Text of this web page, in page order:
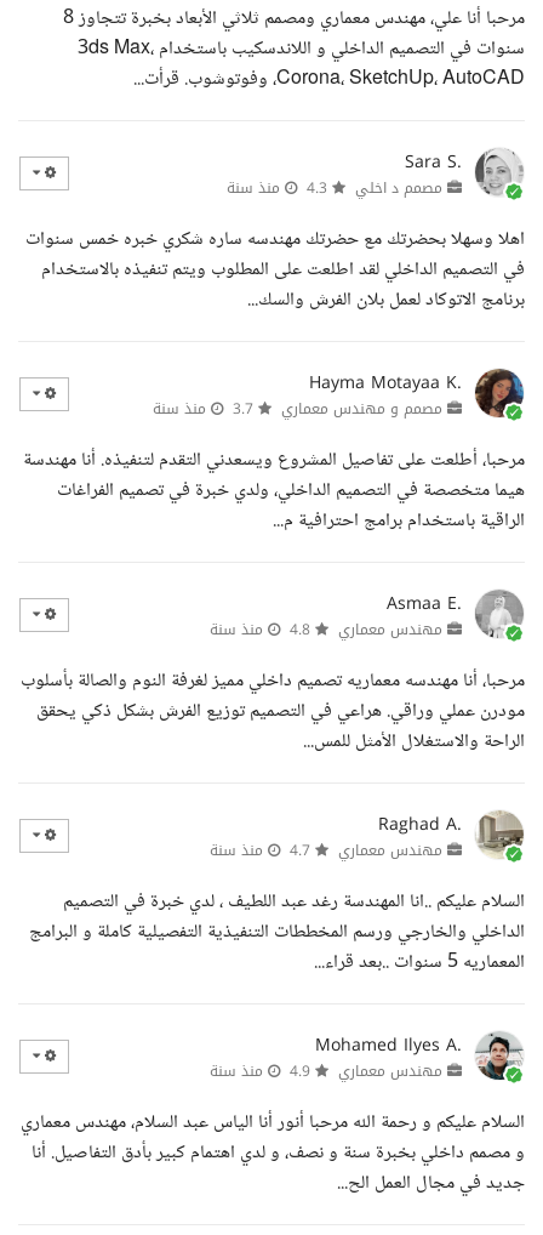
مرحبا أنا علي، مهندس معماري ومصمم ثلاثي الأبعاد بخبرة تتجاوز 8
سنوات في التصميم الداخلي و اللاندسكيب باستخدام 3ds Max،
Corona، SketchUp، AutoCAD، وفوتوشوب. قرأت...
Sara S.
مصمم د اخلي منذ سنة
اهلا وسهلا بحضرتك مع حضرتك مهندسه ساره شكري خبره خمس سنوات
في التصميم الداخلي لقد اطلعت على المطلوب ويتم تنفيذه بالاستخدام
برنامج الاتوكاد لعمل بلان الفرش والسك...
Hayma Motayaa K.
مصمم و مهندس معماري منذ سنة
مرحبا، أطلعت على تفاصيل المشروع ويسعدني التقدم لتنفيذه. أنا مهندسة
هيما متخصصة في التصميم الداخلي، ولدي خبرة في تصميم الفراغات
الراقية باستخدام برامج احترافية م...
Asmaa E.
مهندس معماري منذ سنة
مرحبا، أنا مهندسه معماريه تصميم داخلي مميز لغرفة النوم والصالة بأسلوب
مودرن عملي وراقي. هراعي في التصميم توزيع الفرش بشكل ذكي يحقق
الراحة والاستغلال الأمثل للمس...
Raghad A.
مهندس معماري منذ سنة
السلام عليكم ..انا المهندسة رغد عبد اللطيف ، لدي خبرة في التصميم
الداخلي والخارجي ورسم المخططات التنفيذية التفصيلية كاملة و البرامج
المعماريه 5 سنوات ..بعد قراء...
Mohamed Ilyes A.
مهندس معماري منذ سنة
السلام عليكم و رحمة الله مرحبا أنور أنا الياس عبد السلام، مهندس معماري
و مصمم داخلي بخبرة سنة و نصف، و لدي اهتمام كبير بأدق التفاصيل. أنا
جديد في مجال العمل الح...